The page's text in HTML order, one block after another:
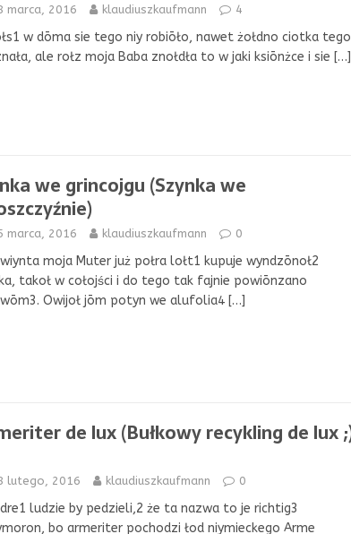
marca, 2016 klaudiuszkaufmann 4
w dōma sie tego niy robiōło, nawet żołdno ciotka tego
ale rołz moja Baba znołdła to w jaki ksiōnżce i sie […]
we grincojgu (Szynka we
marca, 2016 klaudiuszkaufmann 0
moja Muter już połra lołt1 kupuje wyndzōnoł2
takoł w cołojści i do tego tak fajnie powiōnzano
Owijoł jōm potyn we alufolia4 […]
de lux (Bułkowy recykling de lux
lutego, 2016 klaudiuszkaufmann 0
ludzie by pedzieli,2 że ta nazwa to je richtig3
bo armeriter pochodzi łod niymieckego Arme